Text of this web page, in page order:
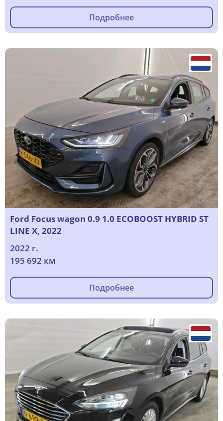
Подробнее
Ford Focus wagon 0.9 1.0 ECOBOOST HYBRID ST
LINE X, 2022
2022 г.
195 692 км
Подробнее